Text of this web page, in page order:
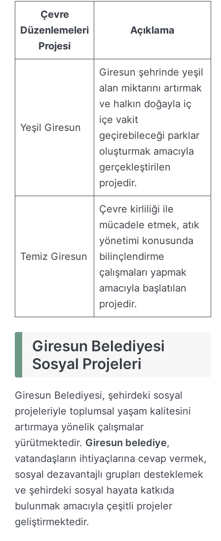
Çevre
Düzenlemeleri
Projesi
Açıklama
Yeşil Giresun
Giresun şehrinde yeşil
alan miktarını artırmak
ve halkın doğayla iç
içe vakit
geçirebileceği parklar
oluşturmak amacıyla
gerçekleştirilen
projedir.
Temiz Giresun
Çevre kirliliği ile
mücadele etmek, atık
yönetimi konusunda
bilinçlendirme
çalışmaları yapmak
amacıyla başlatılan
projedir.
Giresun Belediyesi
Sosyal Projeleri
Giresun Belediyesi, şehirdeki sosyal
projeleriyle toplumsal yaşam kalitesini
artırmaya yönelik çalışmalar
yürütmektedir. Giresun belediye,
vatandaşların ihtiyaçlarına cevap vermek,
sosyal dezavantajlı grupları desteklemek
ve şehirdeki sosyal hayata katkıda
bulunmak amacıyla çeşitli projeler
geliştirmektedir.